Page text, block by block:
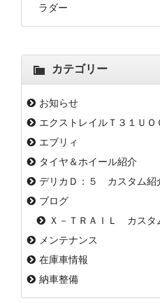
ラダー
カテゴリー
お知らせ
エクストレイルＴ３１ＵＯ
エブリィ
タイヤ＆ホイール紹介
デリカＤ：５ カスタム紹
ブログ
Ｘ－ＴＲＡＩＬ カスタ
メンテナンス
在庫車情報
納車整備